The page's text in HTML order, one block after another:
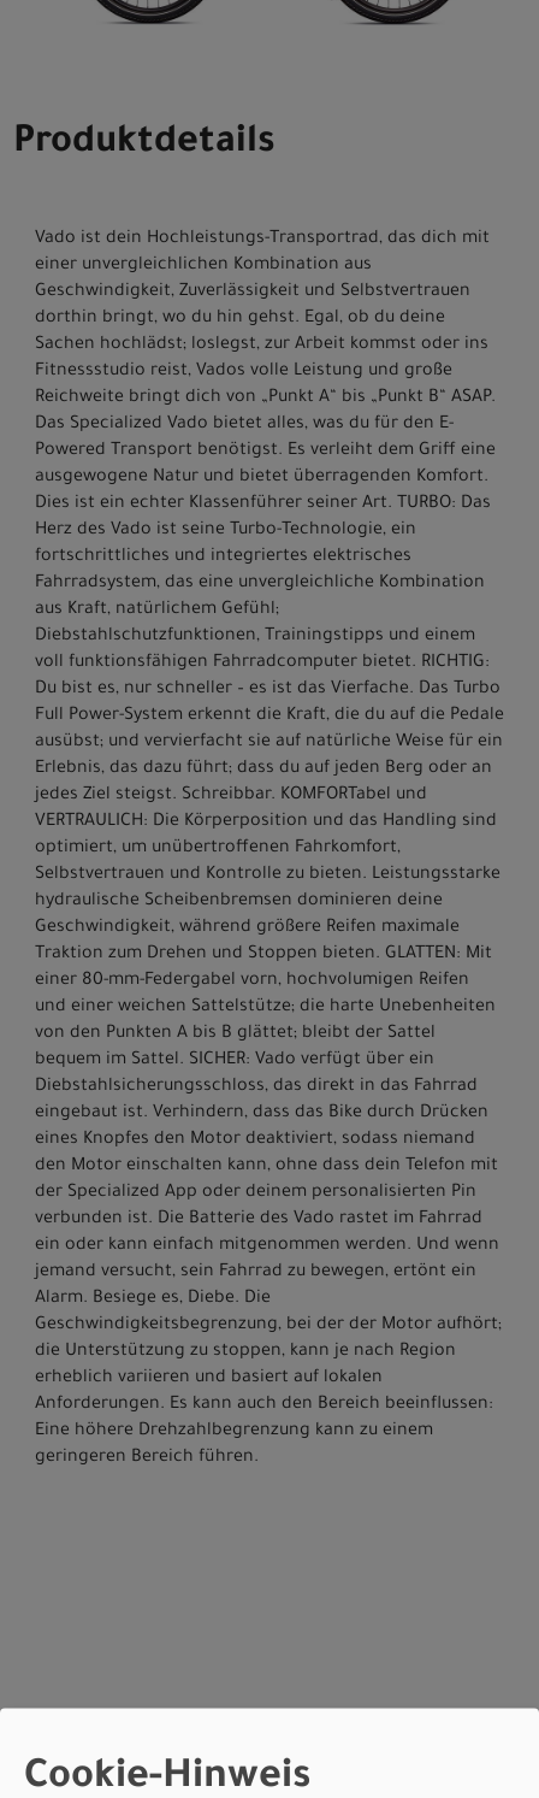
Produktdetails
Vado ist dein Hochleistungs-Transportrad, das dich mit
einer unvergleichlichen Kombination aus
Geschwindigkeit, Zuverlässigkeit und Selbstvertrauen
dorthin bringt, wo du hin gehst. Egal, ob du deine
Sachen hochlädst; loslegst, zur Arbeit kommst oder ins
Fitnessstudio reist, Vados volle Leistung und große
Reichweite bringt dich von „Punkt A“ bis „Punkt B“ ASAP.
Das Specialized Vado bietet alles, was du für den E-
Powered Transport benötigst. Es verleiht dem Griff eine
ausgewogene Natur und bietet überragenden Komfort.
Dies ist ein echter Klassenführer seiner Art. TURBO: Das
Herz des Vado ist seine Turbo-Technologie, ein
fortschrittliches und integriertes elektrisches
Fahrradsystem, das eine unvergleichliche Kombination
aus Kraft, natürlichem Gefühl;
Diebstahlschutzfunktionen, Trainingstipps und einem
voll funktionsfähigen Fahrradcomputer bietet. RICHTIG:
Du bist es, nur schneller – es ist das Vierfache. Das Turbo
Full Power-System erkennt die Kraft, die du auf die Pedale
ausübst; und vervierfacht sie auf natürliche Weise für ein
Erlebnis, das dazu führt; dass du auf jeden Berg oder an
jedes Ziel steigst. Schreibbar. KOMFORTabel und
VERTRAULICH: Die Körperposition und das Handling sind
optimiert, um unübertroffenen Fahrkomfort,
Selbstvertrauen und Kontrolle zu bieten. Leistungsstarke
hydraulische Scheibenbremsen dominieren deine
Geschwindigkeit, während größere Reifen maximale
Traktion zum Drehen und Stoppen bieten. GLATTEN: Mit
einer 80-mm-Federgabel vorn, hochvolumigen Reifen
und einer weichen Sattelstütze; die harte Unebenheiten
von den Punkten A bis B glättet; bleibt der Sattel
bequem im Sattel. SICHER: Vado verfügt über ein
Diebstahlsicherungsschloss, das direkt in das Fahrrad
eingebaut ist. Verhindern, dass das Bike durch Drücken
eines Knopfes den Motor deaktiviert, sodass niemand
den Motor einschalten kann, ohne dass dein Telefon mit
der Specialized App oder deinem personalisierten Pin
verbunden ist. Die Batterie des Vado rastet im Fahrrad
ein oder kann einfach mitgenommen werden. Und wenn
jemand versucht, sein Fahrrad zu bewegen, ertönt ein
Alarm. Besiege es, Diebe. Die
Geschwindigkeitsbegrenzung, bei der der Motor aufhört;
die Unterstützung zu stoppen, kann je nach Region
erheblich variieren und basiert auf lokalen
Anforderungen. Es kann auch den Bereich beeinflussen:
Eine höhere Drehzahlbegrenzung kann zu einem
geringeren Bereich führen.
Cookie-Hinweis